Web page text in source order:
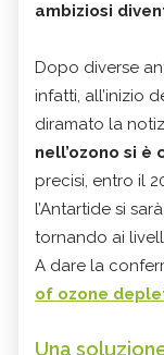
ambiziosi
Dopo diverse
infatti, all’inizio
diramato la
nell’ozono si è
precisi, entro il
l’Antartide si sarà
tornando ai
A dare la
of ozone
Una